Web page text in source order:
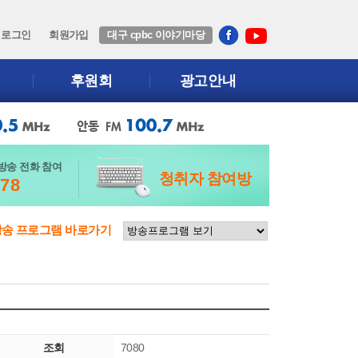
로그인 회원가입 대구 cpbc 이야기마당
후원회 광고안내
송 전화 참여
청취자 참여방
프로그램 바로가기
조회
7080